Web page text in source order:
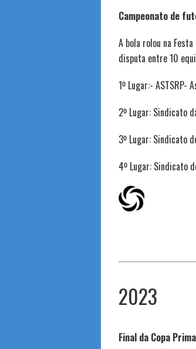
Campeonato de
A bola rolou na
disputa entre 10
1º Lugar:- ASTSRP-
2º Lugar: Sindicato
3º Lugar: Sindicato
4º Lugar: Sindicato
2023
Final da Copa